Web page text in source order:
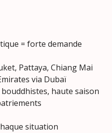
= forte demande
Pattaya, Chiang Mai
via Dubaï
haute saison
situation